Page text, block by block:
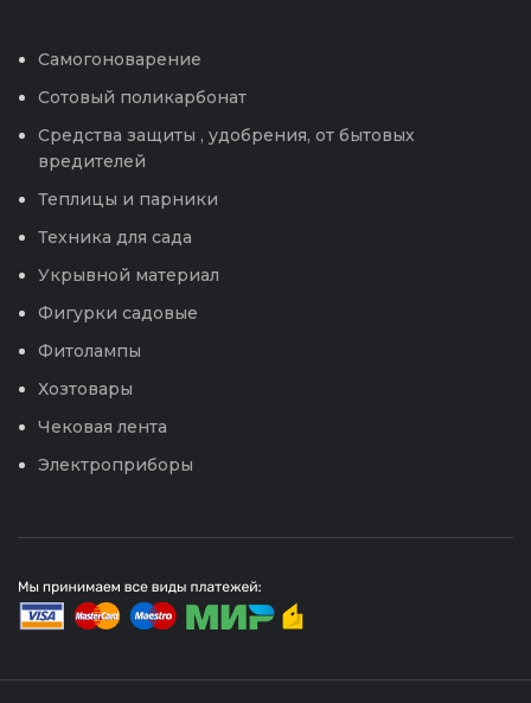
Самогоноварение
Сотовый поликарбонат
Средства защиты , удобрения, от бытовых
вредителей
Теплицы и парники
Техника для сада
Укрывной материал
Фигурки садовые
Фитолампы
Хозтовары
Чековая лента
Электроприборы